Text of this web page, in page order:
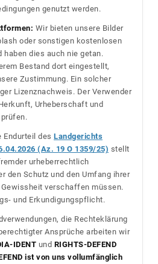
genutzt werden.
Wir bieten unsere Bilder
oder sonstigen kostenlosen
haben dies auch nie getan.
Bestand dort eingestellt,
Zustimmung. Ein solcher
Lizenznachweis. Der Verwender
Urheberschaft und
Endurteil des Landgerichts
(Az. 19 O 1359/25) stellt
urheberrechtlich
den Schutz und den Umfang ihrer
verschaffen müssen.
und Erkundigungspflicht.
die Rechteklärung
Ansprüche arbeiten wir
IDENT und RIGHTS-DEFEND
ist von uns vollumfänglich